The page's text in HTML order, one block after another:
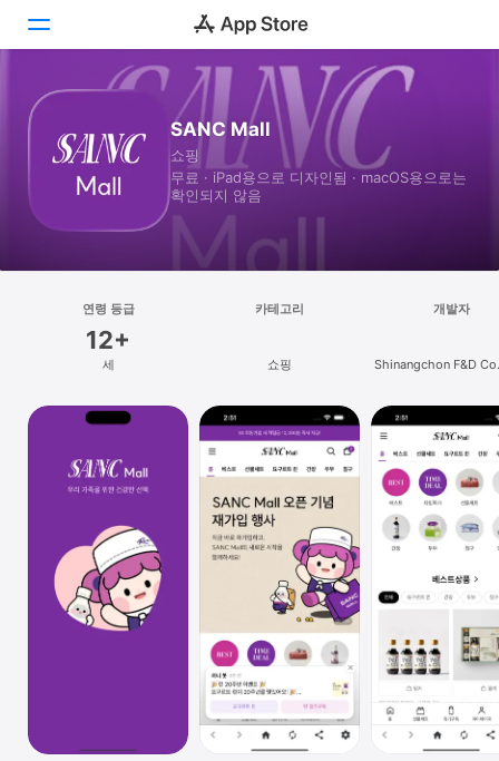
게임
검색
iPad
Vision
SANC Mall
쇼핑
무료 · iPad⁠용으로 디자인됨 · macOS⁠용으로는
확인되지 않음
연령 등급
12+
세
카테고리
쇼핑
개발자
Shinangchon F&D